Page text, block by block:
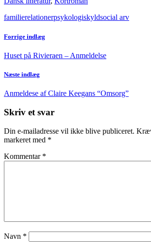
familierelationerpsykologiskyldsocial arv
Forrige indlæg
Huset på Rivieraen – Anmeldelse
Næste indlæg
Anmeldese af Claire Keegans “Omsorg”
Skriv et svar
Din e-mailadresse vil ikke blive publiceret.
markeret med *
Kommentar *
Navn *